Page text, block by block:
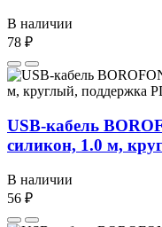
В наличии
78 ₽
USB-кабель
силикон, 1.0 м,
В наличии
56 ₽